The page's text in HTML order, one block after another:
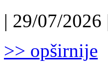
| 29/07/2026
>> opširnije